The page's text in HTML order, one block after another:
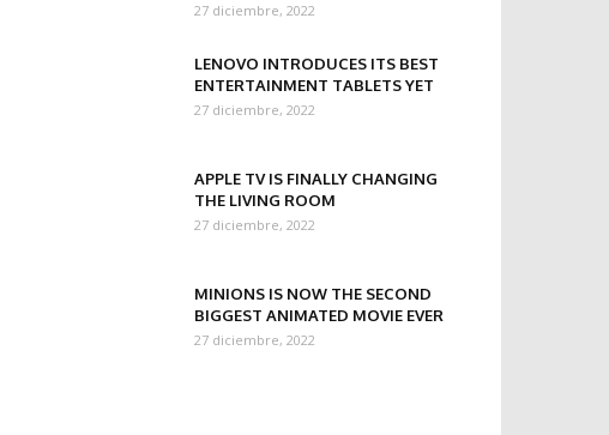
27 diciembre, 2022
LENOVO INTRODUCES ITS BEST
ENTERTAINMENT TABLETS YET
27 diciembre, 2022
APPLE TV IS FINALLY CHANGING
THE LIVING ROOM
27 diciembre, 2022
MINIONS IS NOW THE SECOND
BIGGEST ANIMATED MOVIE EVER
27 diciembre, 2022